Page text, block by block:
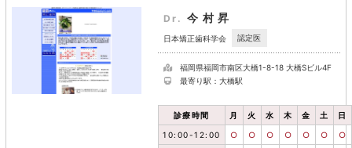
Dr. 今村昇
日本矯正歯科学会 認定医
福岡県福岡市南区大橋1-8-18 大橋Sビル4F
最寄り駅：大橋駅
診療時間 月 火 水 木 金 土 日
10:00-12:00 ○ ○ ○ ○ ○ ○ ○